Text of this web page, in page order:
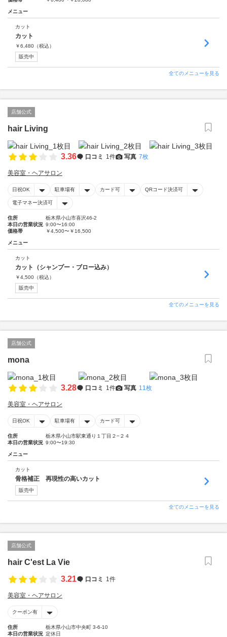
メニュー
カット
カット
￥6,480 （税込）
販売中
全てのメニューを見る
店舗公式
hair Living
3.36 口コミ 1件 写真 7枚
美容室・ヘアサロン
日祝OK 駐車場有 カード可 QRコード決済可
電子マネー決済可
住所
栃木県小山市喜沢46-2
本日の営業状況 9:00〜16:00
価格帯
￥4,500〜￥16,500
メニュー
カット
カット（シャンプー・ブロー込み）
￥4,500 （税込）
販売中
全てのメニューを見る
店舗公式
mona
3.28 口コミ 1件 写真 11枚
美容室・ヘアサロン
日祝OK 駐車場有 カード可
住所
栃木県小山市駅東通り１丁目２−２４
本日の営業状況 9:00〜19:30
メニュー
カット
骨格補正 再現性の高いカット
販売中
全てのメニューを見る
店舗公式
hair C'est La Vie
3.21
口コミ 1件
美容室・ヘアサロン
クーポン有
住所
栃木県小山市中央町 3-6-10
本日の営業状況 定休日